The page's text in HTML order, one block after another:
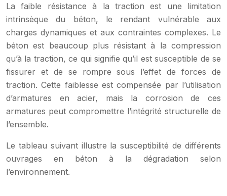
La faible résistance à la traction est une limitation
intrinsèque du béton, le rendant vulnérable aux
charges dynamiques et aux contraintes complexes. Le
béton est beaucoup plus résistant à la compression
qu’à la traction, ce qui signifie qu’il est susceptible de se
fissurer et de se rompre sous l’effet de forces de
traction. Cette faiblesse est compensée par l’utilisation
d’armatures en acier, mais la corrosion de ces
armatures peut compromettre l’intégrité structurelle de
l’ensemble.
Le tableau suivant illustre la susceptibilité de différents
ouvrages en béton à la dégradation selon
l’environnement.